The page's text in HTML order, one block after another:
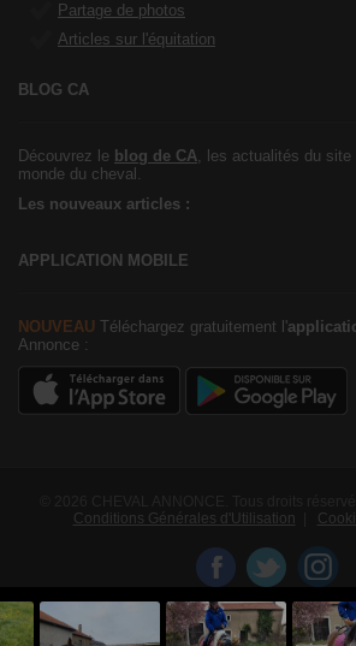
Partage de photos
Articles sur l'équitation
BLOG CA
Découvrez le blog de CA, les actualités du
monde du cheval.
Les nouveaux articles :
APPLICATION MOBILE
NOUVEAU Téléchargez gratuitement l'
Annonce :
Conditions Générales d'Utilisation